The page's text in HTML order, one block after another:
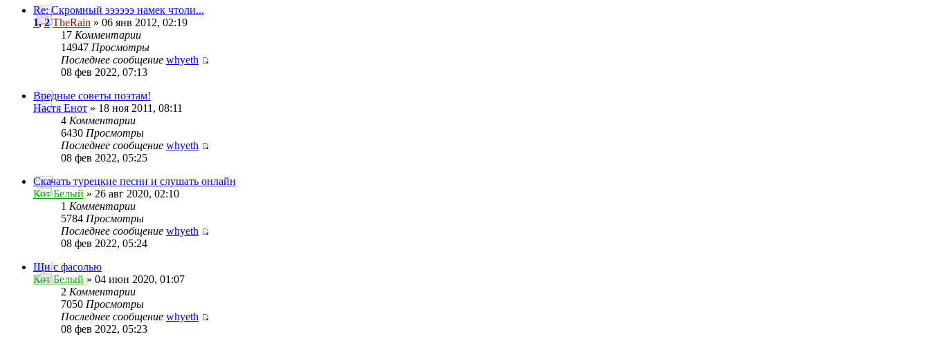
Re: Скромный ээээээ намек чтоли...
1,2 TheRain » 06 янв 2012, 02:19
17 Комментарии
14947 Просмотры
Последнее сообщение whyeth
08 фев 2022, 07:13
Вредные советы поэтам!
Настя Енот » 18 ноя 2011, 08:11
4 Комментарии
6430 Просмотры
Последнее сообщение whyeth
08 фев 2022, 05:25
Скачать турецкие песни и слушать онлайн
Кот Белый » 26 авг 2020, 02:10
1 Комментарии
5784 Просмотры
Последнее сообщение whyeth
08 фев 2022, 05:24
Щи с фасолью
Кот Белый » 04 июн 2020, 01:07
2 Комментарии
7050 Просмотры
Последнее сообщение whyeth
08 фев 2022, 05:23